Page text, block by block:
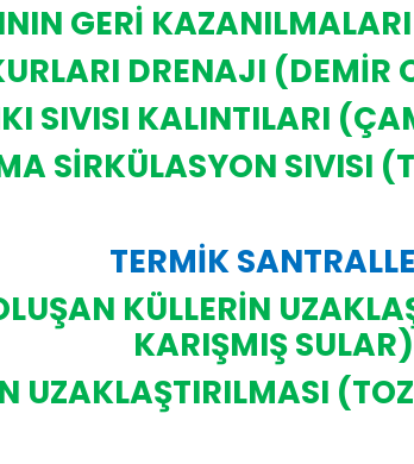
GERİ
DRENAJI (DEMİR
SIVISI KALINTILARI
SİRKÜLASYON SIVISI
TERMİK
KÜLLERİN
KARIŞMIŞ SULAR)
UZAKLAŞTIRILMASI